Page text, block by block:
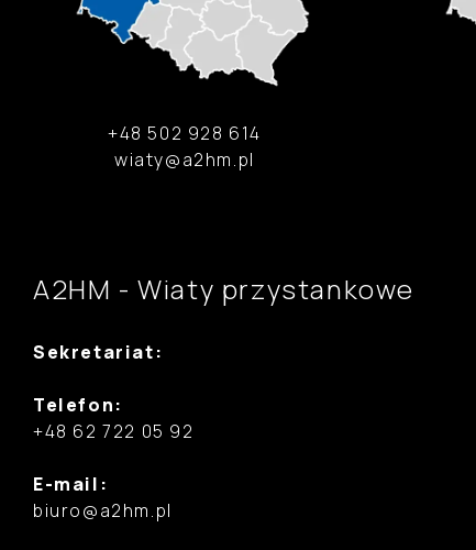
+48 502 928 614
wiaty@a2hm.pl
A2HM - Wiaty przystankowe
Sekretariat:
Telefon:
+48 62 722 05 92
E-mail:
biuro@a2hm.pl